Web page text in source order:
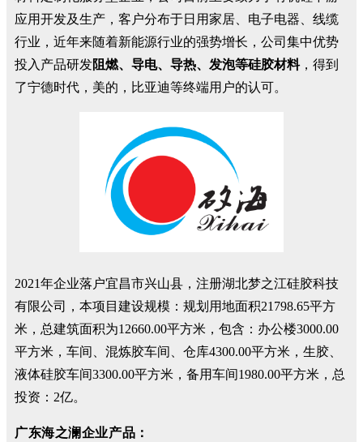
应用开发及生产，客户分布于日用家居、电子电器、线缆
行业，近年来随着新能源行业的强势增长，公司集中优势
投入产品研发阻燃、导电、导热、发泡等硅胶材料， 得到
了宁德时代，美的，比亚迪等终端用户的认可。
2021年企业落户宜昌市兴山县，注册湖北梦之江硅胶科技
有限公司，本项目建设规模：规划用地面积21798.65平方
米，总建筑面积为12660.00平方米，包含：办公楼3000.00
平方米，车间、混炼胶车间、仓库4300.00平方米，生胶、
液体硅胶车间3300.00平方米，备用车间1980.00平方米，总
投资：2亿。
广东海之澜企业产品：